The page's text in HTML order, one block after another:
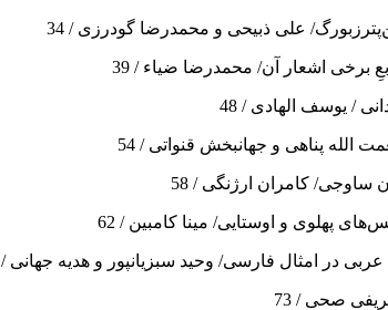
علی ذبیحی و محمدرضا گودرزی / 34
برخی اشعار آن/ محمدرضا ضیاء / 39
/ یوسف الهادی / 48
الله پناهی و جهانبخش قنواتی / 54
کامران ارژنگی / 58
پهلوی و اوستایی/ مینا کامبین / 62
در امثال فارسی/ وحید سبزیانپور و هدیه جهانی / 68
صحی / 73